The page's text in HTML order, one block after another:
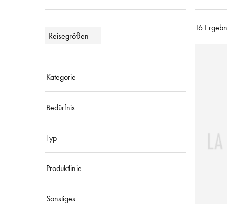
Reisegrößen
Kategorie
Bedürfnis
Typ
Produktlinie
Sonstiges
16